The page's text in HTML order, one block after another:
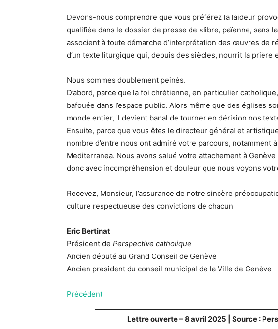
Devons-nous comprendre que vous préférez la laideur
qualifiée dans le dossier de presse de «libre, païenne, sans
associent à toute démarche d’interprétation des œuvres de
d’un texte liturgique qui, depuis des siècles, nourrit la prière
Nous sommes doublement peinés.
D’abord, parce que la foi chrétienne, en particulier
bafouée dans l’espace public. Alors même que des églises
monde entier, il devient banal de tourner en dérision nos
Ensuite, parce que vous êtes le directeur général et
nombre d’entre nous ont admiré votre parcours, notamment
Mediterranea. Nous avons salué votre attachement à
donc avec incompréhension et douleur que nous voyons
Recevez, Monsieur, l’assurance de notre sincère
culture respectueuse des convictions de chacun.
Eric Bertinat
Président de Perspective catholique
Ancien député au Grand Conseil de Genève
Ancien président du conseil municipal de la Ville de Genève
Précédent
Lettre ouverte – 8 avril2025 | Source :